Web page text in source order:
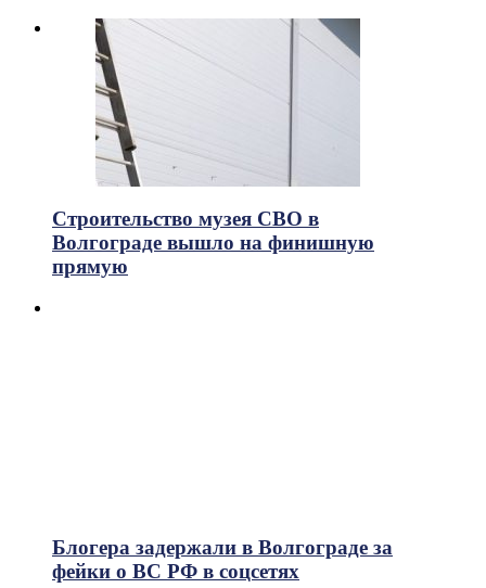
Строительство музея СВО в
Волгограде вышло на финишную
прямую
Блогера задержали в Волгограде за
фейки о ВС РФ в соцсетях